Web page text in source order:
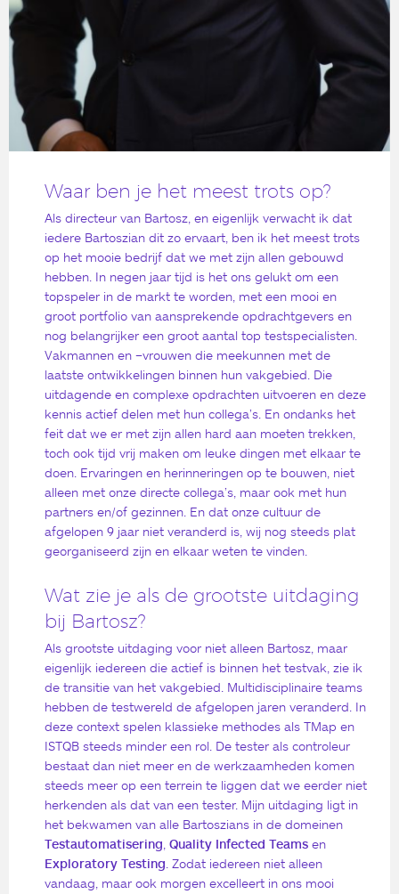
Waar ben je het meest trots op?
Als directeur van Bartosz, en eigenlijk verwacht ik dat
iedere Bartoszian dit zo ervaart, ben ik het meest trots
op het mooie bedrijf dat we met zijn allen gebouwd
hebben. In negen jaar tijd is het ons gelukt om een
topspeler in de markt te worden, met een mooi en
groot portfolio van aansprekende opdrachtgevers en
nog belangrijker een groot aantal top testspecialisten.
Vakmannen en –vrouwen die meekunnen met de
laatste ontwikkelingen binnen hun vakgebied. Die
uitdagende en complexe opdrachten uitvoeren en deze
kennis actief delen met hun collega’s. En ondanks het
feit dat we er met zijn allen hard aan moeten trekken,
toch ook tijd vrij maken om leuke dingen met elkaar te
doen. Ervaringen en herinneringen op te bouwen, niet
alleen met onze directe collega’s, maar ook met hun
partners en/of gezinnen. En dat onze cultuur de
afgelopen 9 jaar niet veranderd is, wij nog steeds plat
georganiseerd zijn en elkaar weten te vinden.
Wat zie je als de grootste uitdaging
bij Bartosz?
Als grootste uitdaging voor niet alleen Bartosz, maar
eigenlijk iedereen die actief is binnen het testvak, zie ik
de transitie van het vakgebied. Multidisciplinaire teams
hebben de testwereld de afgelopen jaren veranderd. In
deze context spelen klassieke methodes als TMap en
ISTQB steeds minder een rol. De tester als controleur
bestaat dan niet meer en de werkzaamheden komen
steeds meer op een terrein te liggen dat we eerder niet
herkenden als dat van een tester. Mijn uitdaging ligt in
het bekwamen van alle Bartoszians in de domeinen
Testautomatisering Quality Infected Teams en
Exploratory Testing . Zodat iedereen niet alleen
vandaag, maar ook morgen excelleert in ons mooi